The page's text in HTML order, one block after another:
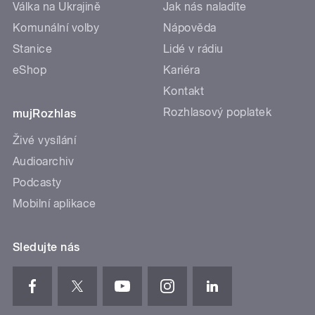
Válka na Ukrajině
Komunální volby
Stanice
eShop
mujRozhlas
Živé vysílání
Audioarchiv
Podcasty
Mobilní aplikace
Jak nás naladíte
Nápověda
Lidé v rádiu
Kariéra
Kontakt
Rozhlasový poplatek
Sledujte nás